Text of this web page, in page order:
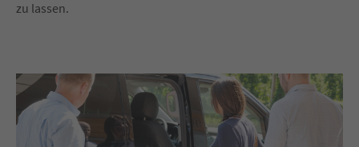
zu lassen.